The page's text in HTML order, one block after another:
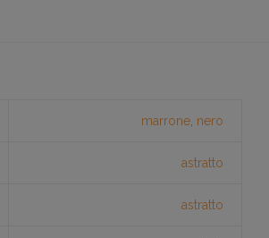
marrone, nero
astratto
astratto